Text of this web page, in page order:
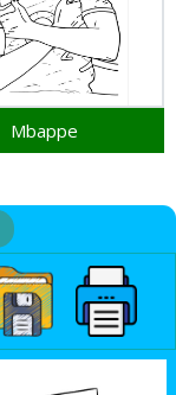
Mbappe